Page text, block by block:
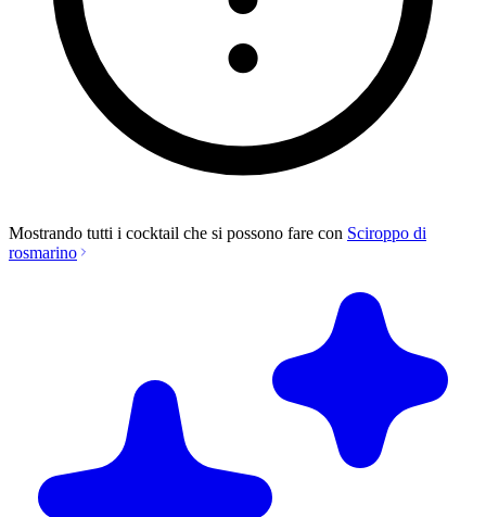
Mostrando tutti i cocktail che si possono fare con Sciroppo di
rosmarino